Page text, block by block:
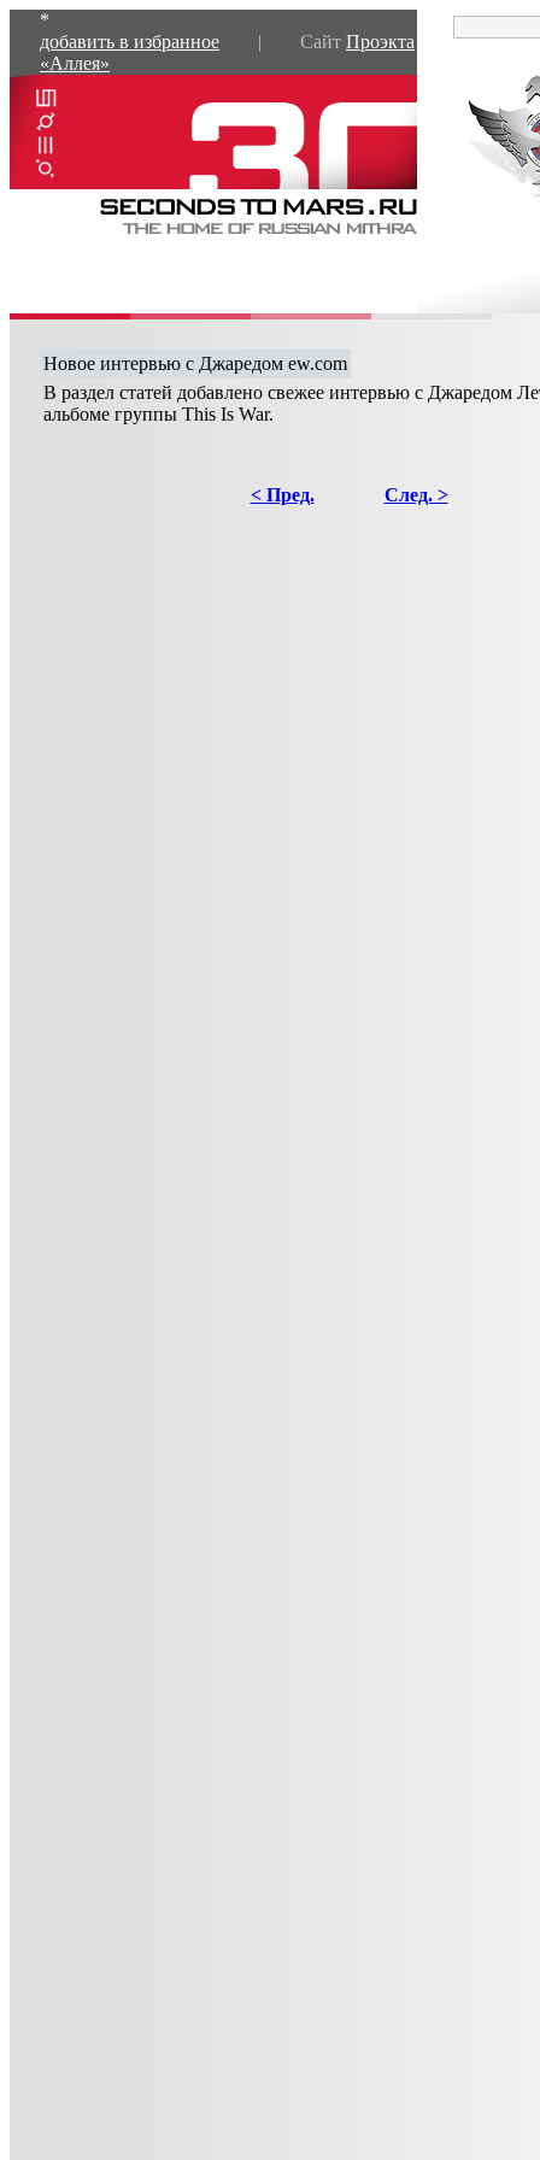
*
добавить в избранное
| Сайт Проэкта
«Аллея»
Новое интервью c Джаредом ew.com
В раздел статей добавлено свежее интервью с Джаредом
альбоме группы This Is War.
< Пред. След. >